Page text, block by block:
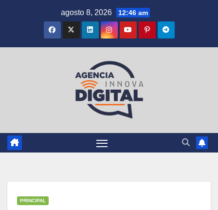
agosto 8, 2026 12:46 am
PRINCIPAL